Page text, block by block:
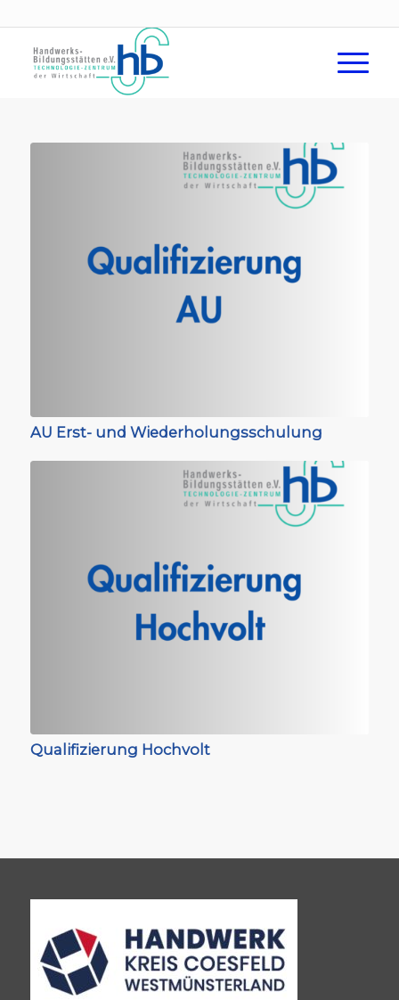
AU Erst- und Wiederholungsschulung
Qualifizierung Hochvolt